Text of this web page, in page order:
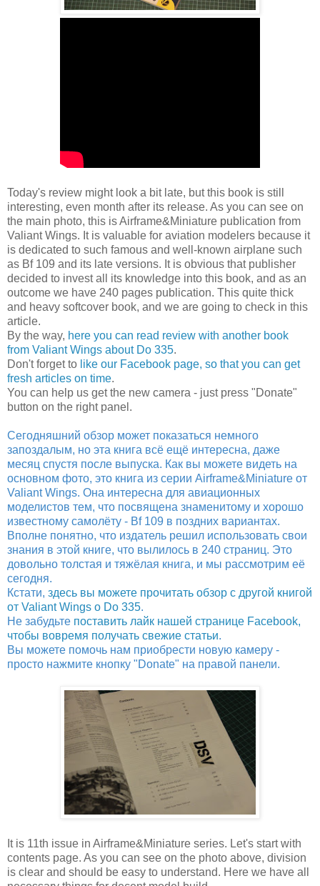
Today's review might look a bit late, but this book is still
interesting, even month after its release. As you can see on
the main photo, this is Airframe&Miniature publication from
Valiant Wings. It is valuable for aviation modelers because it
is dedicated to such famous and well-known airplane such
as Bf 109 and its late versions. It is obvious that publisher
decided to invest all its knowledge into this book, and as an
outcome we have 240 pages publication. This quite thick
and heavy softcover book, and we are going to check in this
article.
By the way, here you can read review with another book
from Valiant Wings about Do 335.
Don't forget to like our Facebook page, so that you can get
fresh articles on time.
You can help us get the new camera - just press "Donate"
button on the right panel.
Сегодняшний обзор может показаться немного
запоздалым, но эта книга всё ещё интересна, даже
месяц спустя после выпуска. Как вы можете видеть на
основном фото, это книга из серии Airframe&Miniature от
Valiant Wings. Она интересна для авиационных
моделистов тем, что посвящена знаменитому и хорошо
известному самолёту - Bf 109 в поздних вариантах.
Вполне понятно, что издатель решил использовать свои
знания в этой книге, что вылилось в 240 страниц. Это
довольно толстая и тяжёлая книга, и мы рассмотрим её
сегодня.
Кстати, здесь вы можете прочитать обзор с другой книгой
от Valiant Wings о Do 335.
Не забудьте поставить лайк нашей странице Facebook,
чтобы вовремя получать свежие статьи.
Вы можете помочь нам приобрести новую камеру -
просто нажмите кнопку "Donate" на правой панели.
It is 11th issue in Airframe&Miniature series. Let's start with
contents page. As you can see on the photo above, division
is clear and should be easy to understand. Here we have all